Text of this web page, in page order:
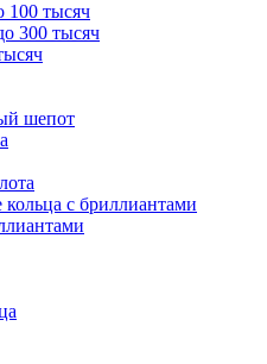
100 тысяч
300 тысяч
шепот
с бриллиантами